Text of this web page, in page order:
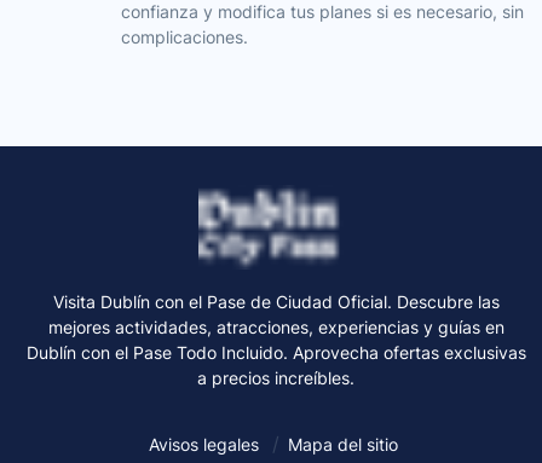
confianza y modifica tus planes si es necesario, sin
complicaciones.
Visita Dublín con el Pase de Ciudad Oficial. Descubre las
mejores actividades, atracciones, experiencias y guías en
Dublín con el Pase Todo Incluido. Aprovecha ofertas exclusivas
a precios increíbles.
Avisos legales Mapa del sitio